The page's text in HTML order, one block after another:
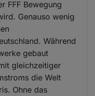
FFF Bewegung
Genauso wenig
Während
gebaut
gleichzeitiger
die Welt
Ohne das